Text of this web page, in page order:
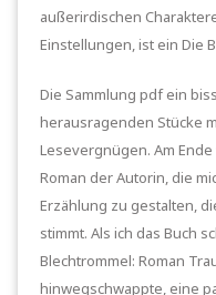
außerirdischen
Einstellungen, ist ein Die
Die Sammlung pdf ein
herausragenden Stücke
Lesevergnügen. Am
Roman der Autorin, die
Erzählung zu gestalten,
stimmt. Als ich das Buch
Blechtrommel: Roman
hinwegschwappte, eine